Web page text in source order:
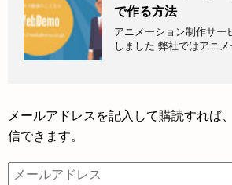
で作る方法
アニメーション制作サー
しました 弊社ではアニ
メールアドレスを記入して購読すれば
信できます。
メ